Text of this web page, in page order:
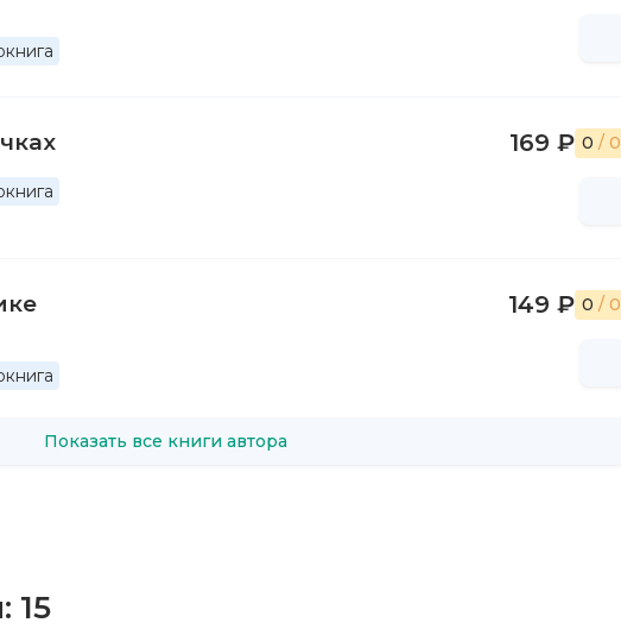
169 ₽ 0 / 0
149 ₽ 0 / 0
Показать все книги автора
15